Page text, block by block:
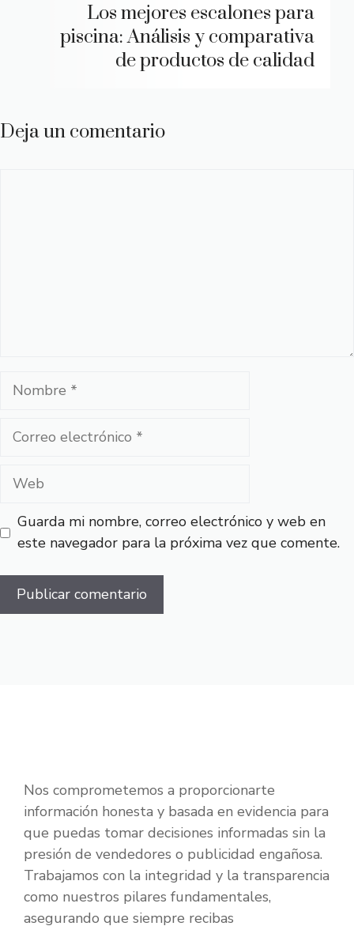
Los mejores escalones para
piscina: Análisis y comparativa
de productos de calidad
Deja un comentario
Nombre
Correo
Web
Guarda mi nombre, correo electrónico y web en
este navegador para la próxima vez que comente.
Nos comprometemos a proporcionarte
información honesta y basada en evidencia para
que puedas tomar decisiones informadas sin la
presión de vendedores o publicidad engañosa.
Trabajamos con la integridad y la transparencia
como nuestros pilares fundamentales,
asegurando que siempre recibas